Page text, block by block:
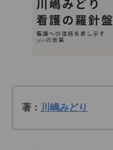
著： 川嶋みどり